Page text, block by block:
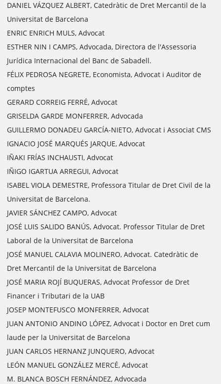
DANIEL VÁZQUEZ ALBERT, Catedràtic de Dret Mercantil de la
Universitat de Barcelona
ENRIC ENRICH MULS, Advocat
ESTHER NIN I CAMPS, Advocada, Directora de l'Assessoria
Jurídica Internacional del Banc de Sabadell.
FÉLIX PEDROSA NEGRETE, Economista, Advocat i Auditor de
comptes
GERARD CORREIG FERRÉ, Advocat
GRISELDA GARDE MONFERRER, Advocada
GUILLERMO DONADEU GARCÍA-NIETO, Advocat i Associat CMS
IGNACIO JOSÉ MARQUÉS JARQUE, Advocat
IÑAKI FRÍAS INCHAUSTI, Advocat
IÑIGO IGARTUA ARREGUI, Advocat
ISABEL VIOLA DEMESTRE, Professora Titular de Dret Civil de la
Universitat de Barcelona.
JAVIER SÁNCHEZ CAMPO, Advocat
JOSÉ LUIS SALIDO BANÚS, Advocat. Professor Titular de Dret
Laboral de la Universitat de Barcelona
JOSÉ MANUEL CALAVIA MOLINERO, Advocat. Catedràtic de
Dret Mercantil de la Universitat de Barcelona
JOSÉ MARIA ROJÍ BUQUERAS, Advocat Professor de Dret
Financer i Tributari de la UAB
JOSEP MONTEFUSCO MONFERRER, Advocat
JUAN ANTONIO ANDINO LÓPEZ, Advocat i Doctor en Dret cum
laude per la Universitat de Barcelona
JUAN CARLOS HERNANZ JUNQUERO, Advocat
LEÓN MANUEL GONZÁLEZ MERCÉ, Advocat
M. BLANCA BOSCH FERNÁNDEZ, Advocada